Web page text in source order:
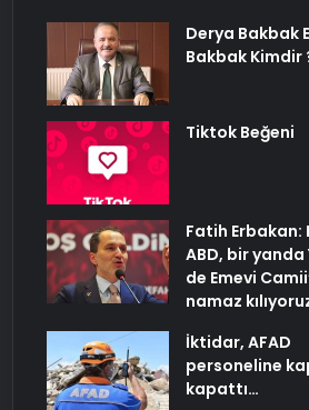
Derya Bakbak
Bakbak Kimdir
Tiktok Beğeni
Fatih Erbakan:
ABD, bir yanda
de Emevi
namaz
İktidar, AFAD
personeline
kapattı…